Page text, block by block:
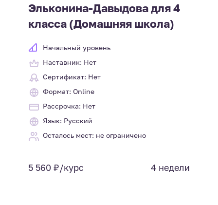
Эльконина-Давыдова для 4
класса (Домашняя школа)
Начальный уровень
Наставник: Нет
Сертификат: Нет
Формат: Online
Рассрочка: Нет
Язык: Русский
Осталось мест: не ограничено
5 560 ₽/курс 4 недели